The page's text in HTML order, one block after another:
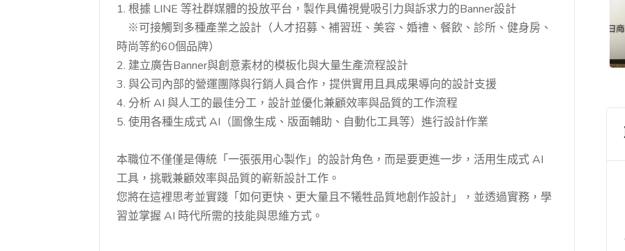
1. 根據 LINE 等社群媒體的投放平台，製作具備視覺吸引力與訴求力的Banner設計
※可接觸到多種產業之設計（人才招募、補習班、美容、婚禮、餐飲、診所、健身房、
時尚等約60個品牌）
2. 建立廣告Banner與創意素材的模板化與大量生產流程設計
3. 與公司內部的營運團隊與行銷人員合作，提供實用且具成果導向的設計支援
4. 分析 AI 與人工的最佳分工，設計並優化兼顧效率與品質的工作流程
5. 使用各種生成式 AI（圖像生成、版面輔助、自動化工具等）進行設計作業
本職位不僅僅是傳統「一張張用心製作」的設計角色，而是要更進一步，活用生成式 AI
工具，挑戰兼顧效率與品質的嶄新設計工作。
您將在這裡思考並實踐「如何更快、更大量且不犧牲品質地創作設計」，並透過實務，學
習並掌握 AI 時代所需的技能與思維方式。